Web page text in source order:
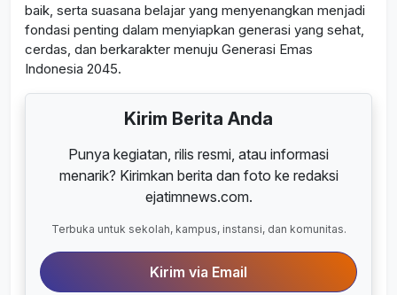
baik, serta suasana belajar yang menyenangkan menjadi
fondasi penting dalam menyiapkan generasi yang sehat,
cerdas, dan berkarakter menuju Generasi Emas
Indonesia 2045.
Kirim Berita Anda
Punya kegiatan, rilis resmi, atau informasi
menarik? Kirimkan berita dan foto ke redaksi
ejatimnews.com.
Terbuka untuk sekolah, kampus, instansi, dan komunitas.
Kirim via Email